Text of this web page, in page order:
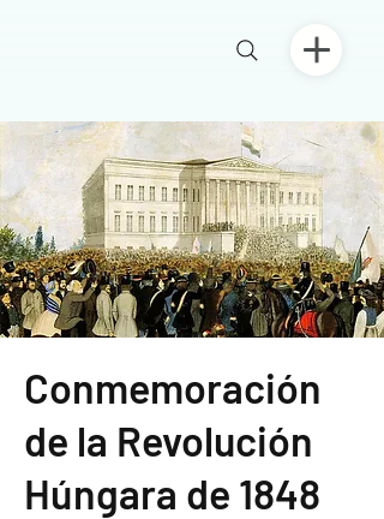
Conmemoración
de la Revolución
Húngara de 1848